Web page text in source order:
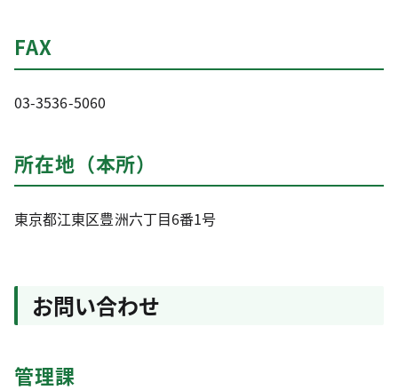
FAX
03-3536-5060
所在地（本所）
東京都江東区豊洲六丁目6番1号
お問い合わせ
管理課